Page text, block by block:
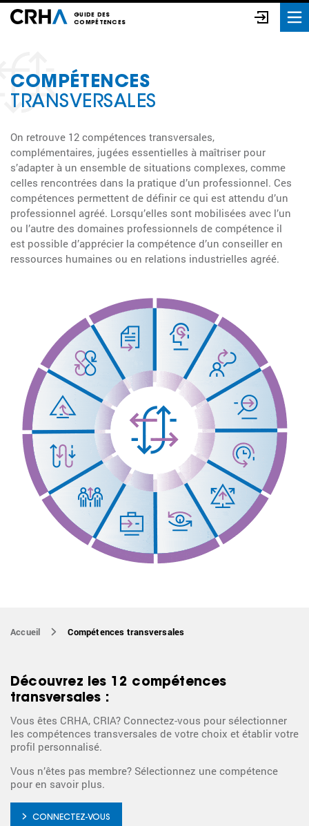
GUIDE DES
COMPÉTENCES
COMPÉTENCES
TRANSVERSALES
On retrouve 12 compétences transversales,
complémentaires, jugées essentielles à maîtriser pour
s’adapter à un ensemble de situations complexes, comme
celles rencontrées dans la pratique d’un professionnel. Ces
compétences permettent de définir ce qui est attendu d’un
professionnel agréé. Lorsqu’elles sont mobilisées avec l’un
ou l’autre des domaines professionnels de compétence il
est possible d’apprécier la compétence d’un conseiller en
ressources humaines ou en relations industrielles agréé.
Accueil Compétences transversales
Découvrez les 12 compétences
transversales :
Vous êtes CRHA, CRIA? Connectez-vous pour sélectionner
les compétences transversales de votre choix et établir votre
profil personnalisé.
Vous n’êtes pas membre? Sélectionnez une compétence
pour en savoir plus.
CONNECTEZ-VOUS